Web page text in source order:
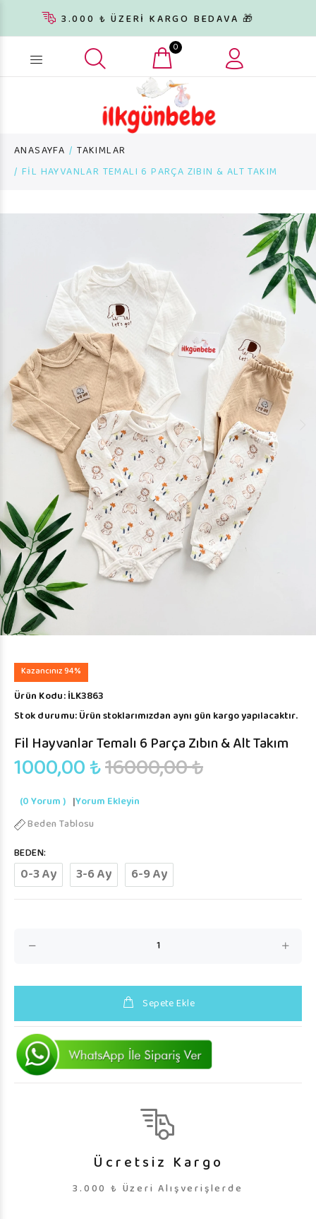
3.000 ₺ ÜZERİ KARGO BEDAVA 🎁
Ürün arama... 0
ANASAYFA
TAKIMLAR
FİL HAYVANLAR TEMALI 6 PARÇA ZIBIN & ALT TAKIM
Kazancınız 94%
Ürün Kodu:İLK3863
Stok durumu:Ürün stoklarımızdan aynı gün kargo yapılacaktır.
Fil Hayvanlar Temalı 6 Parça Zıbın & Alt Takım
1000,00 ₺16000,00 ₺
(0 Yorum ) |Yorum Ekleyin
Beden Tablosu
BEDEN:
0-3 Ay 3-6 Ay 6-9 Ay
Sepete Ekle
Ücretsiz Kargo
3.000 ₺ Üzeri Alışverişlerde